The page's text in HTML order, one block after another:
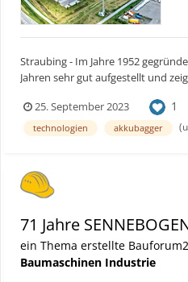
Straubing - Im Jahre 1952
Jahren sehr gut aufgestellt und
Hausausstellung im Jahr 2017
und die Anzahl an Standorten
25. September 2023 1
technologien akkubagger
71 Jahre
ein Thema erstellte
Baumaschinen Industrie